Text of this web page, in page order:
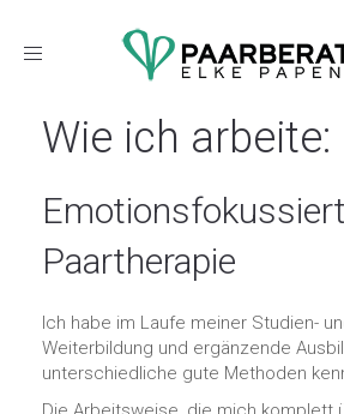
Toggle
Wie ich arbeite:
Paartherapie
Ich habe im Laufe meiner Studien-
Weiterbildung und ergänzende
unterschiedliche gute Methoden